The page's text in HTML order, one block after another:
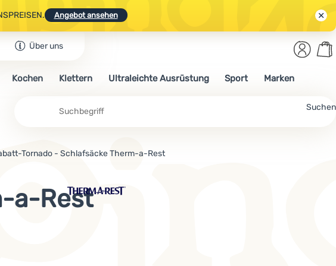
Angebot ansehen
OUT10NUTZEN.
Angebot ansehen
Über uns
Suche Suchen
Anmelden
Kochen Klettern Ultraleichte Ausrüstung Sport Marken
Tornado - Schlafsäcke Therm-a-Rest
a-Rest